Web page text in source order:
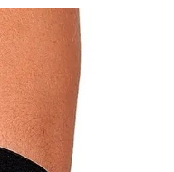
Littmann
Geriatrico
Pressão